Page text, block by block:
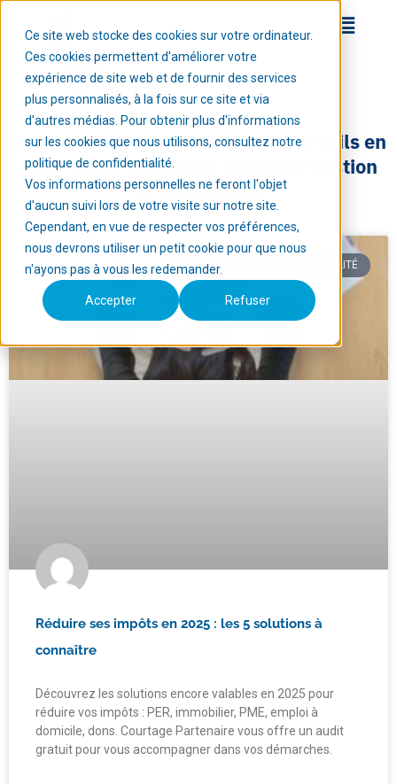
Ce site web stocke des cookies sur votre ordinateur.
Ces cookies permettent d'améliorer votre
expérience de site web et de fournir des services
plus personnalisés, à la fois sur ce site et via
d'autres médias. Pour obtenir plus d'informations
sur les cookies que nous utilisons, consultez notre
politique de confidentialité.
Vos informations personnelles ne feront l'objet
d'aucun suivi lors de votre visite sur notre site.
Cependant, en vue de respecter vos préférences,
nous devrons utiliser un petit cookie pour que nous
n'ayons pas à vous les redemander.
Accepter Refuser
Retrouvez ici nos actualités et conseils en
assurance, protection sociale et gestion
de patrimoine.
GESTION DE PATRIMOINE & FISCALITÉ
Réduire ses impôts en 2025 : les 5 solutions à
connaître
Découvrez les solutions encore valables en 2025 pour
réduire vos impôts : PER, immobilier, PME, emploi à
domicile, dons. Courtage Partenaire vous offre un audit
gratuit pour vous accompagner dans vos démarches.